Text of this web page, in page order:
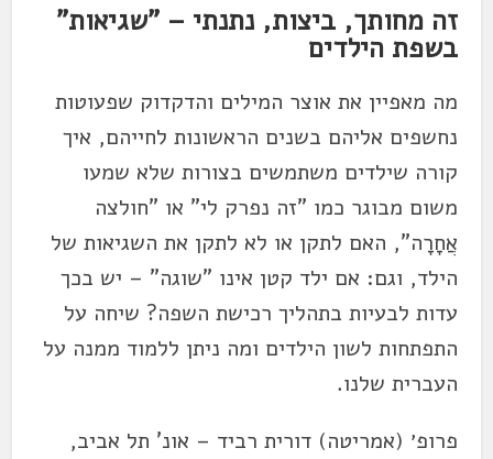
זה מחותך, ביצות, נתנתי – "שגיאות"
בשפת הילדים
מה מאפיין את אוצר המילים והדקדוק שפעוטות
נחשפים אליהם בשנים הראשונות לחייהם, איך
קורה שילדים משתמשים בצורות שלא שמעו
משום מבוגר כמו "זה נפרק לי" או "חולצה
אֲחָרָה", האם לתקן או לא לתקן את השגיאות של
הילד, וגם: אם ילד קטן אינו "שוגה" – יש בכך
עדות לבעיות בתהליך רכישת השפה? שיחה על
התפתחות לשון הילדים ומה ניתן ללמוד ממנה על
העברית שלנו.
פרופ׳ (אמריטה) דורית רביד – אונ' תל אביב,